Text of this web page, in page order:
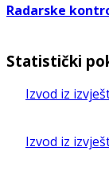
Radarske
Statistički
Izvod iz
Izvod iz